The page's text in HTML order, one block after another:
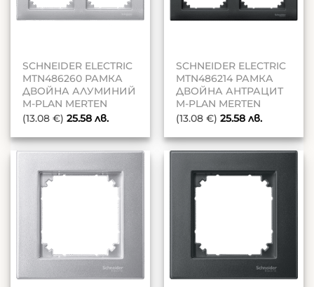
SCHNEIDER ELECTRIC
MTN486260 РАМКА
ДВОЙНА АЛУМИНИЙ
M-PLAN MERTEN
(13.08 €) 25.58лв.
SCHNEIDER ELECTRIC
MTN486214 РАМКА
ДВОЙНА АНТРАЦИТ
M-PLAN MERTEN
(13.08 €) 25.58лв.